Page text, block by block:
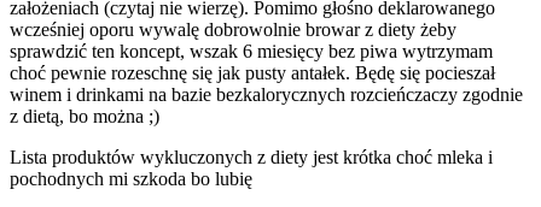
założeniach (czytaj nie wierzę). Pomimo głośno deklarowanego
wcześniej oporu wywalę dobrowolnie browar z diety żeby
sprawdzić ten koncept, wszak 6 miesięcy bez piwa wytrzymam
choć pewnie rozeschnę się jak pusty antałek. Będę się pocieszał
winem i drinkami na bazie bezkalorycznych rozcieńczaczy zgodnie
z dietą, bo można ;)
Lista produktów wykluczonych z diety jest krótka choć mleka i
pochodnych mi szkoda bo lubię